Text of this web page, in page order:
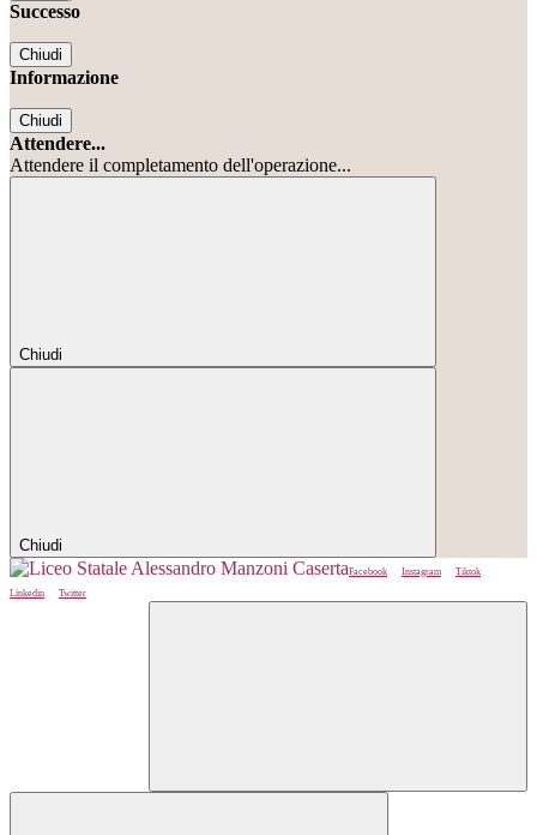
Successo
Chiudi
Informazione
Chiudi
Attendere...
Attendere il completamento dell'operazione...
Chiudi
Chiudi
Facebook Instagram
Tiktok
Linkedin
Twitter